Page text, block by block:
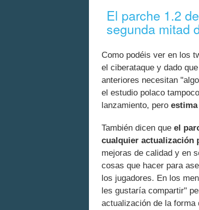
El parche 1.2 de
segunda mitad
Como podéis ver en los
el ciberataque y dado
anteriores necesitan
el estudio polaco
lanzamiento, pero
También dicen que el
cualquier actualización
mejoras de calidad y en
cosas que hacer para
los jugadores. En los
les gustaría compartir"
actualización de la